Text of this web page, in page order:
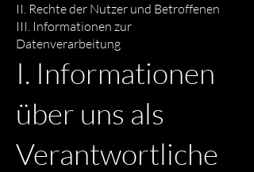
II. Rechte der Nutzer und Betroffenen
III. Informationen zur
Datenverarbeitung
I. Informationen
über uns als
Verantwortliche